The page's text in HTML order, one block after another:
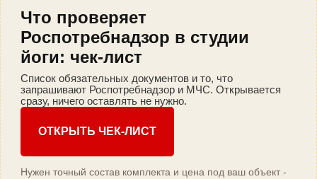
Что проверяет
Роспотребнадзор в студии
йоги: чек-лист
Список обязательных документов и то, что
запрашивают Роспотребнадзор и МЧС. Открывается
сразу, ничего оставлять не нужно.
ОТКРЫТЬ ЧЕК-ЛИСТ
Нужен точный состав комплекта и цена под ваш объект -